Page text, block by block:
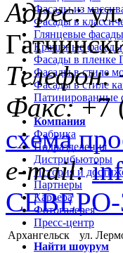
Фасады из
Фасады в
Глянцевые фасады
Крашеные фасады
Фасады в
Фасады в стиле
Фасады в стиле
Патинированные
Компания
Фабрика
Подразделения
Дистрибьюторы
История и
Партнеры
Карьера
Фотогалерея
Пресс-центр
Найти шоурум
Адрес:
Телефон:
Факс:+7
схема
e-mail:
Архангельск ул.